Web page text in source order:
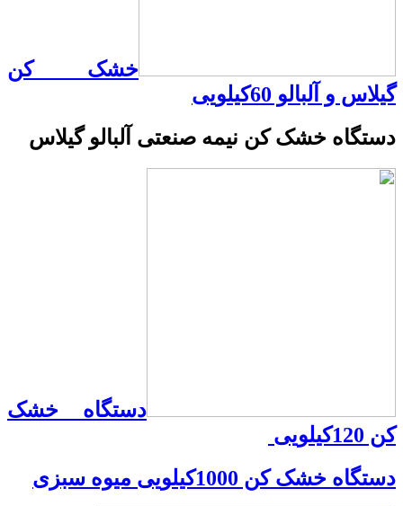
خشک کن
گیلاس و آلبالو 60کیلویی
دستگاه خشک کن نیمه صنعتی آلبالو گیلاس
دستگاه خشک
کن 120کیلویی
دستگاه خشک کن 1000کیلویی میوه سبزی